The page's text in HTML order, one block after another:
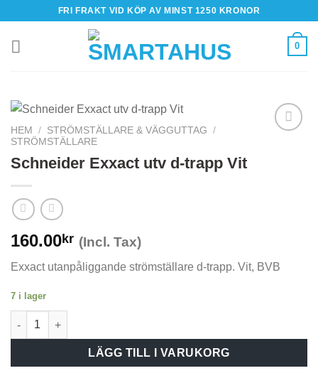
content
FRI FRAKT VID KÖP AV MINST 1250 KRONOR
0
HEM / STRÖMSTÄLLARE & VÄGGUTTAG
/
STRÖMSTÄLLARE
Schneider Exxact utv d-trapp Vit
160.00kr (Incl. Tax)
Exxact utanpåliggande strömställare d-trapp. Vit, BVB
7 i lager
Schneider Exxact utv d-trapp Vit mängd
LÄGG TILL I VARUKORG